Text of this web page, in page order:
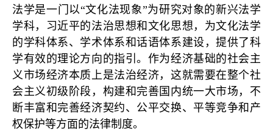
法学是一门以“文化法现象”为研究对象的新兴法学
学科，习近平的法治思想和文化思想，为文化法学
的学科体系、学术体系和话语体系建设，提供了科
学有效的理论方向的指引。作为经济基础的社会主
义市场经济本质上是法治经济，这就需要在整个社
会主义初级阶段，构建和完善国内统一大市场，不
断丰富和完善经济契约、公平交换、平等竞争和产
权保护等方面的法律制度。